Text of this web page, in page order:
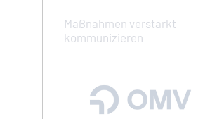
Maßnahmen verstärkt
kommunizieren